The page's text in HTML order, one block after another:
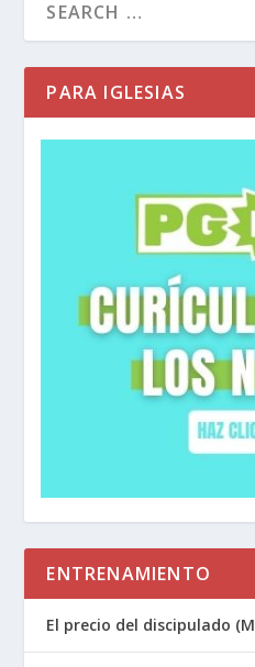
PARA IGLESIAS
ENTRENAMIENTO
El precio del discipulado